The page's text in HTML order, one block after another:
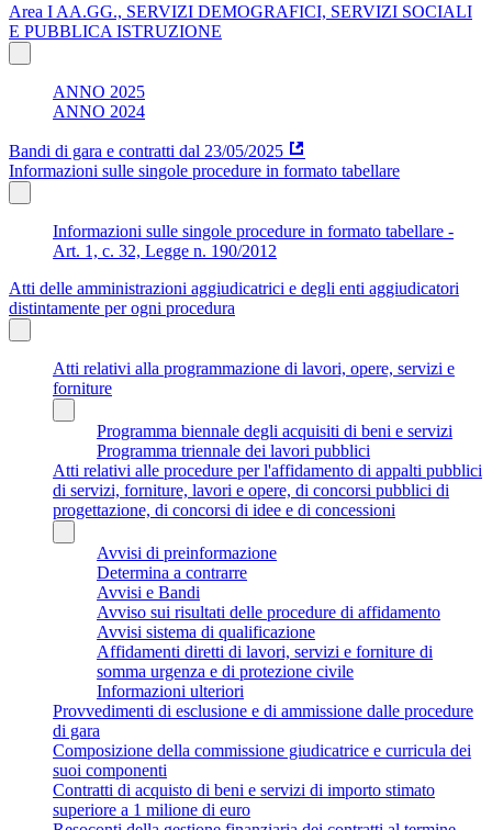
Area I AA.GG., SERVIZI DEMOGRAFICI, SERVIZI SOCIALI
E PUBBLICA ISTRUZIONE
ANNO 2025
ANNO 2024
Bandi di gara e contratti dal 23/05/2025
Informazioni sulle singole procedure in formato tabellare
Informazioni sulle singole procedure in formato tabellare -
Art. 1, c. 32, Legge n. 190/2012
Atti delle amministrazioni aggiudicatrici e degli enti aggiudicatori
distintamente per ogni procedura
Atti relativi alla programmazione di lavori, opere, servizi e
forniture
Programma biennale degli acquisiti di beni e servizi
Programma triennale dei lavori pubblici
Atti relativi alle procedure per l'affidamento di appalti pubblici
di servizi, forniture, lavori e opere, di concorsi pubblici di
progettazione, di concorsi di idee e di concessioni
Avvisi di preinformazione
Determina a contrarre
Avvisi e Bandi
Avviso sui risultati delle procedure di affidamento
Avvisi sistema di qualificazione
Affidamenti diretti di lavori, servizi e forniture di
somma urgenza e di protezione civile
Informazioni ulteriori
Provvedimenti di esclusione e di ammissione dalle procedure
di gara
Composizione della commissione giudicatrice e curricula dei
suoi componenti
Contratti di acquisto di beni e servizi di importo stimato
superiore a 1 milione di euro